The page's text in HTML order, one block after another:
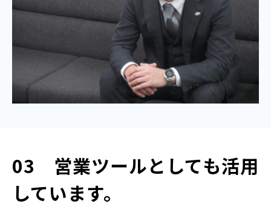
03　営業ツールとしても活用
しています。